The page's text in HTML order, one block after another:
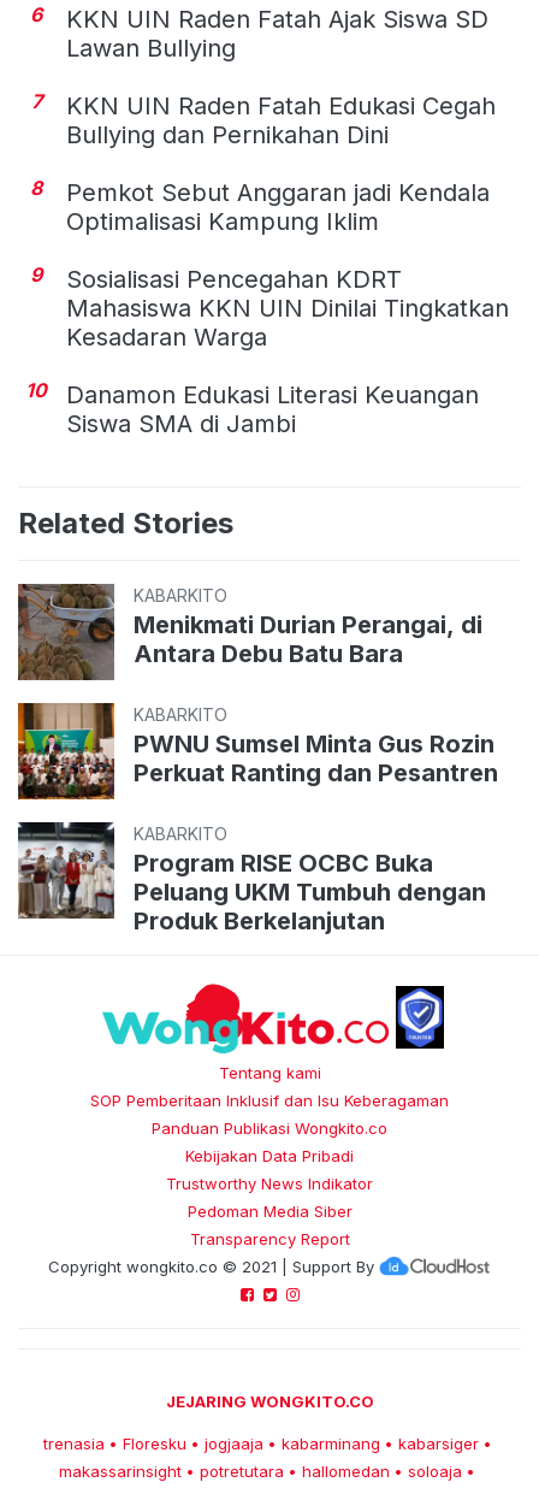
6
KKN UIN Raden Fatah Ajak Siswa SD
Lawan Bullying
7
KKN UIN Raden Fatah Edukasi Cegah
Bullying dan Pernikahan Dini
8
Pemkot Sebut Anggaran jadi Kendala
Optimalisasi Kampung Iklim
9
Sosialisasi Pencegahan KDRT
Mahasiswa KKN UIN Dinilai Tingkatkan
Kesadaran Warga
10
Danamon Edukasi Literasi Keuangan
Siswa SMA di Jambi
Related Stories
KABARKITO
Menikmati Durian Perangai, di
Antara Debu Batu Bara
KABARKITO
PWNU Sumsel Minta Gus Rozin
Perkuat Ranting dan Pesantren
KABARKITO
Program RISE OCBC Buka
Peluang UKM Tumbuh dengan
Produk Berkelanjutan
Tentang kami
SOP Pemberitaan Inklusif dan Isu Keberagaman
Panduan Publikasi Wongkito.co
Kebijakan Data Pribadi
Trustworthy News Indikator
Pedoman Media Siber
Transparency Report
Copyright wongkito.co © 2021 | Support By
JEJARING WONGKITO.CO
trenasia • Floresku • jogjaaja • kabarminang • kabarsiger •
makassarinsight • potretutara • hallomedan • soloaja •